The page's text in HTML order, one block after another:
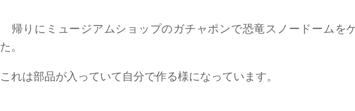
帰りにミュージアムショップのガチャポンで恐竜スノードームを
た。
これは部品が入っていて自分で作る様になっています。